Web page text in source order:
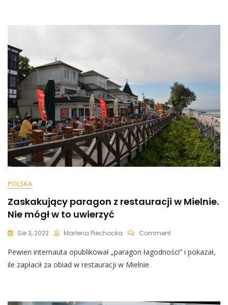
POLSKA
Zaskakujący paragon z restauracji w Mielnie.
Nie mógł w to uwierzyć
Sie 3, 2022 Marlena Piechocka CommentOn
Paragon
Nie
Pewien internauta opublikował „paragon łagodności” i pokazał,
ile zapłacił za obiad w restauracji w Mielnie.